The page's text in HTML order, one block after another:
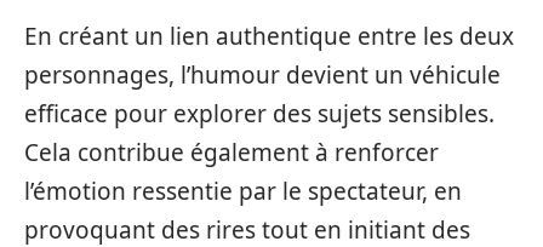
En créant un lien authentique entre les deux
personnages, l’humour devient un véhicule
efficace pour explorer des sujets sensibles.
Cela contribue également à renforcer
l’émotion ressentie par le spectateur, en
provoquant des rires tout en initiant des